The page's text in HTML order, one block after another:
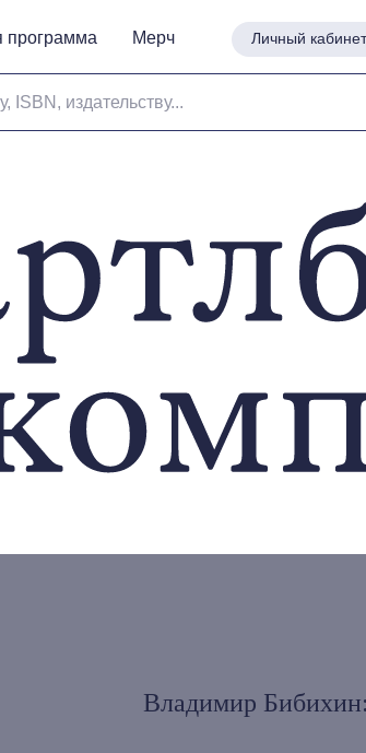
Личный кабинет
ISBN, издательству...
программа Мерч Личный кабинет
программа Мерч
Владимир